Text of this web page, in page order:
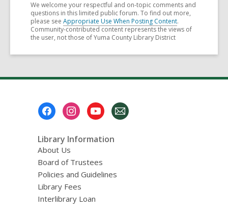
We welcome your respectful and on-topic comments and
questions in this limited public forum. To find out more,
please see Appropriate Use When Posting Content.
Community-contributed content represents the views of
the user, not those of Yuma County Library District
Library Information
About Us
Board of Trustees
Policies and Guidelines
Library Fees
Interlibrary Loan